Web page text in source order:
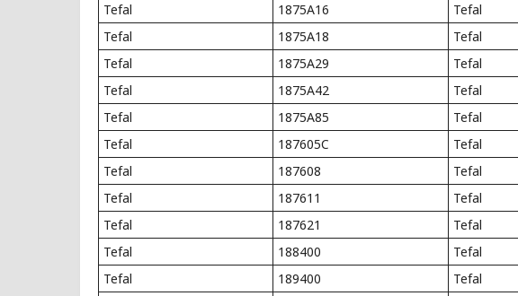
Tefal
1875A16 Tefal
Tefal
1875A18 Tefal
Tefal
1875A29 Tefal
Tefal
1875A42 Tefal
Tefal
1875A85 Tefal
Tefal
187605C Tefal
Tefal
187608 Tefal
Tefal
187611 Tefal
Tefal
187621 Tefal
Tefal
188400 Tefal
Tefal
189400 Tefal